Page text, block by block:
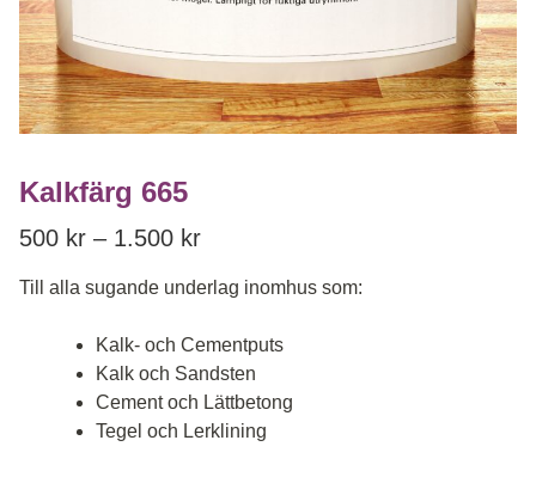
Kalkfärg 665
500 kr – 1.500 krPrice range: 500 kr through
Till alla sugande underlag inomhus som:
Kalk- och Cementputs
Kalk och Sandsten
Cement och Lättbetong
Tegel och Lerklining